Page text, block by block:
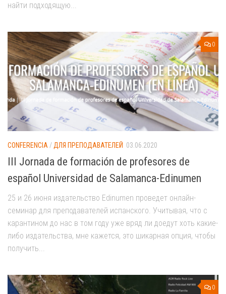
найти подходящую...
0
CONFERENCIA / ДЛЯ ПРЕПОДАВАТЕЛЕЙ 03.06.2020
III Jornada de formación de profesores de
español Universidad de Salamanca-Edinumen
25 и 26 июня издательство Edinumen проведет онлайн-
семинар для преподавателей испанского. Учитывая, что с
карантином до нас в том году уже вряд ли доедут хоть какие-
либо издательства, мне кажется, это шикарная опция, чтобы
получить...
0